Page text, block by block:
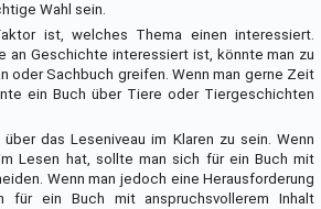
Wahl sein.
ist, welches Thema einen interessiert.
an Geschichte interessiert ist, könnte man zu
oder Sachbuch greifen. Wenn man gerne Zeit
ein Buch über Tiere oder Tiergeschichten
das Leseniveau im Klaren zu sein. Wenn
Lesen hat, sollte man sich für ein Buch mit
Wenn man jedoch eine Herausforderung
für ein Buch mit anspruchsvollerem Inhalt